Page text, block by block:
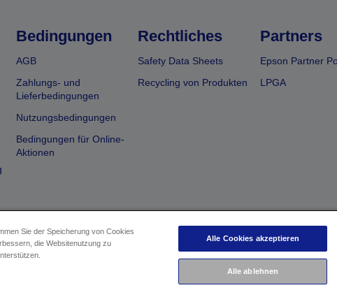
Bedingungen
AGB
Zahlungs- und
Lieferbedingungen
Nutzungsbedingungen
Bedingungen für Online-
Aktionen
Rechtliches
Safety Data Sheets
Recycling von Produkten
Partners
Epson Partner
LPGA
Datenschutzrichtlinie
Sie der Speicherung von Cookies
die Websitenutzung zu
Alle Cookies akzeptieren
Alle ablehnen